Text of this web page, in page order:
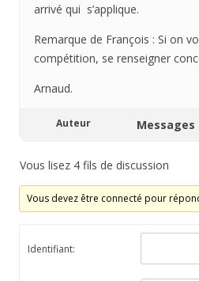
arrivé qui s’applique.
Remarque de François : Si on
compétition, se renseigner
Arnaud.
Auteur Messages
Vous lisez 4 fils de discussion
Vous devez être connecté pour
Identifiant: